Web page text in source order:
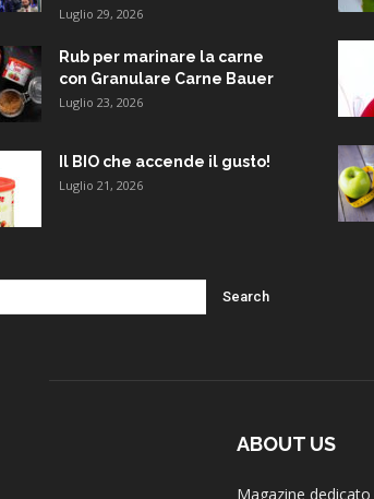
Luglio 29, 2026
Rub per marinare la carne
con Granulare Carne Bauer
Luglio 23, 2026
Il BIO che accende il gusto!
Luglio 21, 2026
ABOUT US
Magazine